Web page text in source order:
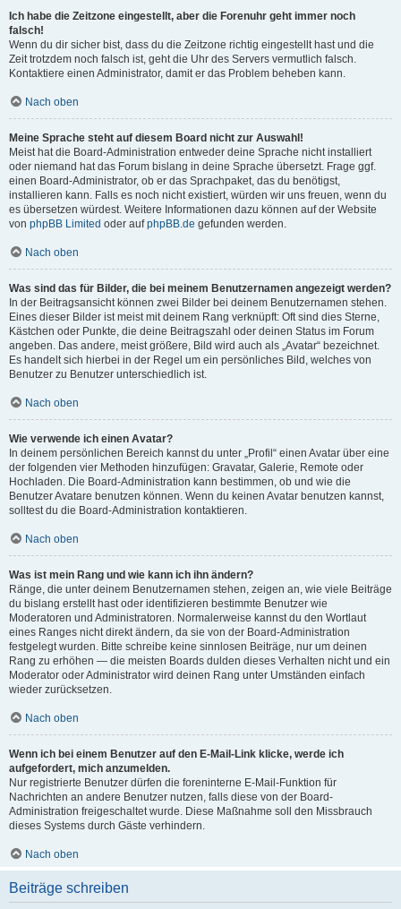
Ich habe die Zeitzone eingestellt, aber die Forenuhr geht immer noch
falsch!
Wenn du dir sicher bist, dass du die Zeitzone richtig eingestellt hast und die
Zeit trotzdem noch falsch ist, geht die Uhr des Servers vermutlich falsch.
Kontaktiere einen Administrator, damit er das Problem beheben kann.
Nach oben
Meine Sprache steht auf diesem Board nicht zur Auswahl!
Meist hat die Board-Administration entweder deine Sprache nicht installiert
oder niemand hat das Forum bislang in deine Sprache übersetzt. Frage ggf.
einen Board-Administrator, ob er das Sprachpaket, das du benötigst,
installieren kann. Falls es noch nicht existiert, würden wir uns freuen, wenn du
es übersetzen würdest. Weitere Informationen dazu können auf der Website
von phpBB Limited oder aufphpBB.de gefunden werden.
Nach oben
Was sind das für Bilder, die bei meinem Benutzernamen angezeigt werden?
In der Beitragsansicht können zwei Bilder bei deinem Benutzernamen stehen.
Eines dieser Bilder ist meist mit deinem Rang verknüpft: Oft sind dies Sterne,
Kästchen oder Punkte, die deine Beitragszahl oder deinen Status im Forum
angeben. Das andere, meist größere, Bild wird auch als „Avatar“ bezeichnet.
Es handelt sich hierbei in der Regel um ein persönliches Bild, welches von
Benutzer zu Benutzer unterschiedlich ist.
Nach oben
Wie verwende ich einen Avatar?
In deinem persönlichen Bereich kannst du unter „Profil“ einen Avatar über eine
der folgenden vier Methoden hinzufügen: Gravatar, Galerie, Remote oder
Hochladen. Die Board-Administration kann bestimmen, ob und wie die
Benutzer Avatare benutzen können. Wenn du keinen Avatar benutzen kannst,
solltest du die Board-Administration kontaktieren.
Nach oben
Was ist mein Rang und wie kann ich ihn ändern?
Ränge, die unter deinem Benutzernamen stehen, zeigen an, wie viele Beiträge
du bislang erstellt hast oder identifizieren bestimmte Benutzer wie
Moderatoren und Administratoren. Normalerweise kannst du den Wortlaut
eines Ranges nicht direkt ändern, da sie von der Board-Administration
festgelegt wurden. Bitte schreibe keine sinnlosen Beiträge, nur um deinen
Rang zu erhöhen — die meisten Boards dulden dieses Verhalten nicht und ein
Moderator oder Administrator wird deinen Rang unter Umständen einfach
wieder zurücksetzen.
Nach oben
Wenn ich bei einem Benutzer auf den E-Mail-Link klicke, werde ich
aufgefordert, mich anzumelden.
Nur registrierte Benutzer dürfen die foreninterne E-Mail-Funktion für
Nachrichten an andere Benutzer nutzen, falls diese von der Board-
Administration freigeschaltet wurde. Diese Maßnahme soll den Missbrauch
dieses Systems durch Gäste verhindern.
Nach oben
Beiträge schreiben